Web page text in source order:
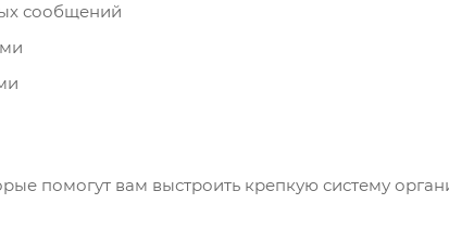
сообщений
помогут вам выстроить крепкую систему